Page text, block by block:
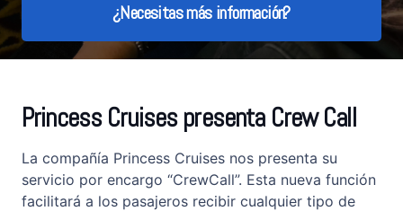
¿Necesitas más información?
Princess Cruises presenta Crew Call
La compañía Princess Cruises nos presenta su
servicio por encargo “CrewCall”. Esta nueva función
facilitará a los pasajeros recibir cualquier tipo de